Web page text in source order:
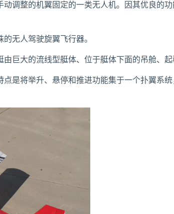
动调整的机翼固定的一类无人机。因其优良的
无人驾驶旋翼飞行器。
巨大的流线型艇体、位于艇体下面的吊舱、起
是将举升、悬停和推进功能集于一个扑翼系